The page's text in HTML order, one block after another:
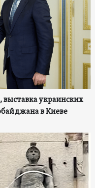
выставка украинских
в Киеве